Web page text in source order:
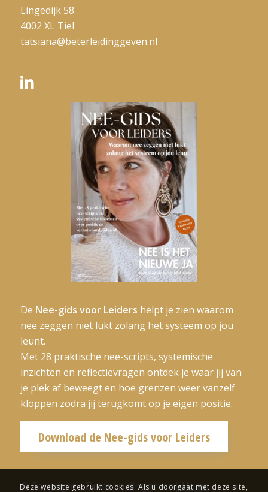
Lingedijk 58
4002 XL Tiel
tatsiana@beterleidinggeven.nl
De Nee-gids voor Leiders helpt je zien waarom
nee zeggen niet lukt zolang het systeem op jou
leunt.
Met 28 praktische nee-scripts, systemische
inzichten en reflectievragen ontdek je waar jij van
je plek af beweegt en hoe grenzen weer vanzelf
kloppen zodra jij terugkomt op je eigen positie.
Download de Nee-gids voor Leiders
© Copyright – Beter Leidinggeven|Home|
Deze website gebruikt cookies. Als u doorgaat met deze site,